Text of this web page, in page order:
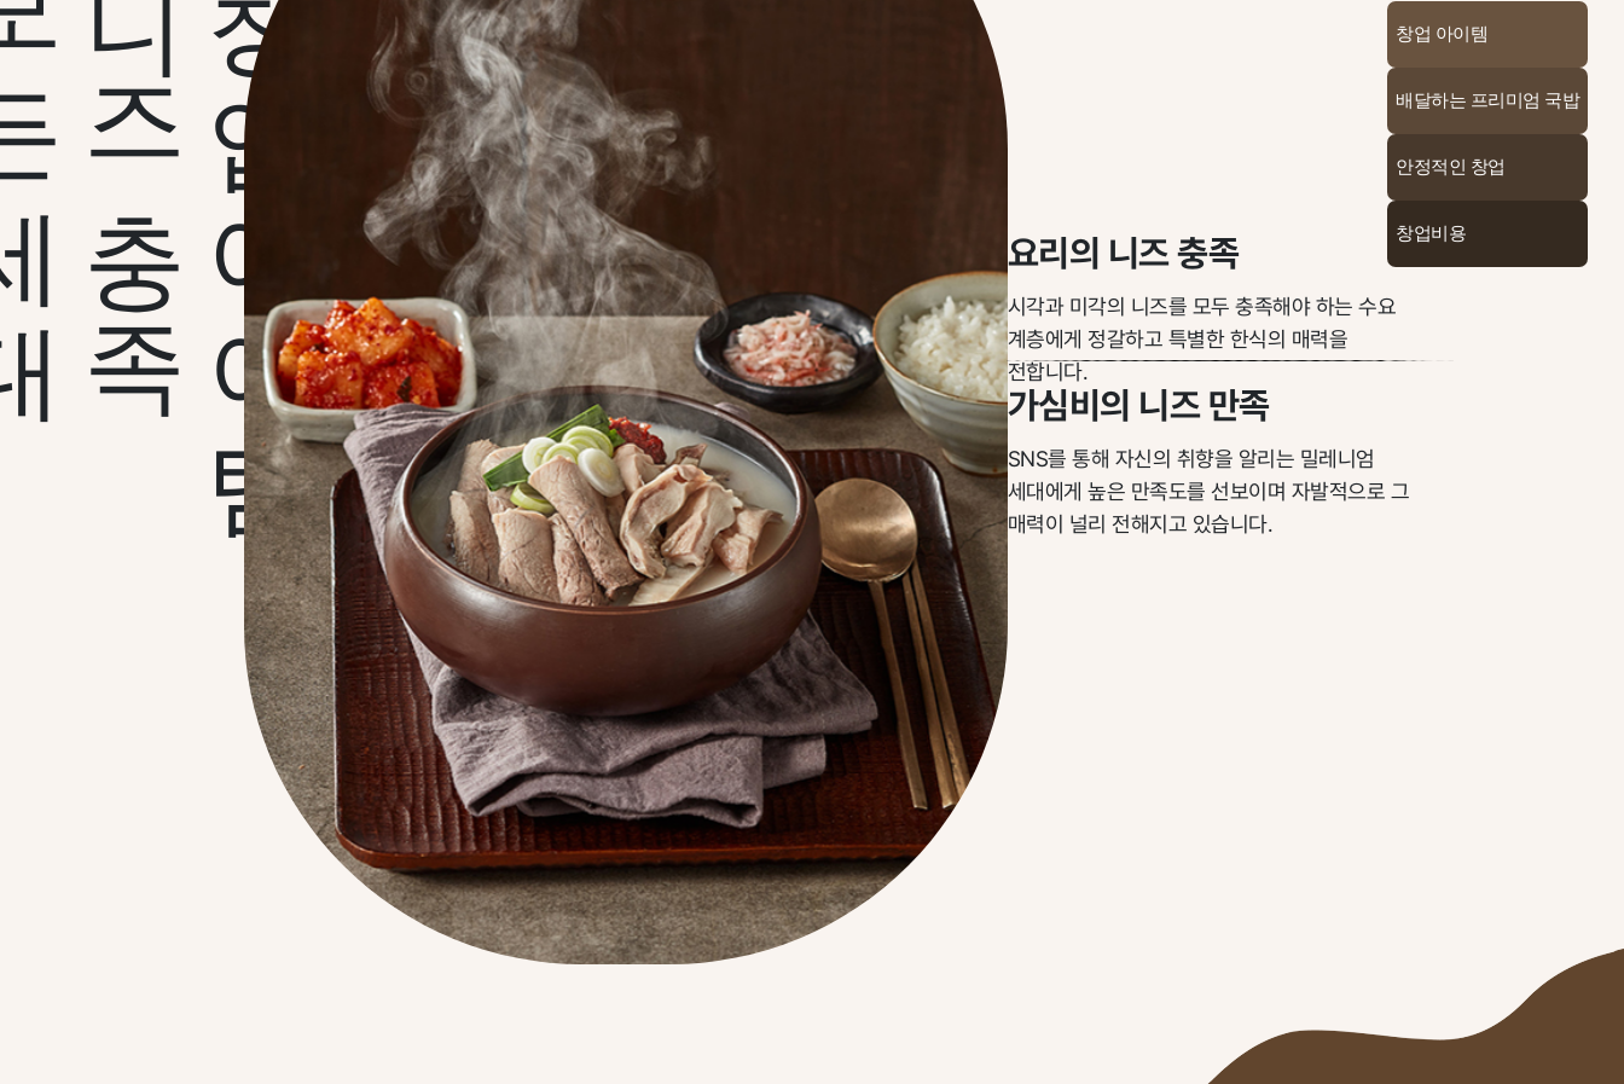
창업 아이템
배달하는 프리미엄 국밥
안정적인 창업
창업비용
대니즈충족창업아이템 요리의 니즈 충족
시각과 미각의 니즈를 모두 충족해야 하는 수요
계층에게 정갈하고 특별한 한식의 매력을
전합니다.
가심비의 니즈 만족
SNS를 통해 자신의 취향을 알리는 밀레니엄
세대에게 높은 만족도를 선보이며 자발적으로 그
매력이 널리 전해지고 있습니다.